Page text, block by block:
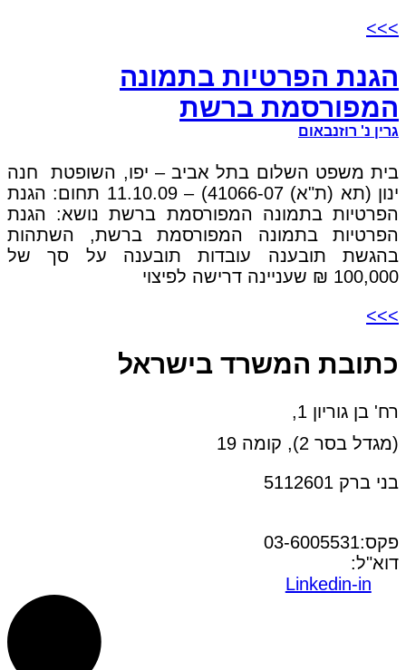
>>>
הגנת הפרטיות בתמונה
המפורסמת ברשת
גרין נ' רוזנבאום
בית משפט השלום בתל אביב – יפו, השופטת חנה
ינון (תא (ת"א) 41066-07) – 11.10.09 תחום: הגנת
הפרטיות בתמונה המפורסמת ברשת נושא: הגנת
הפרטיות בתמונה המפורסמת ברשת, השתהות
בהגשת תובענה עובדות תובענה על סך של
100,000 ₪ שעניינה דרישה לפיצוי
>>>
כתובת המשרד בישראל
רח' בן גוריון 1,
(מגדל בסר 2), קומה 19
בני ברק 5112601
פקס:03-6005531
דוא"ל:
Linkedin-in